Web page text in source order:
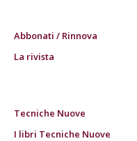
Abbonati / Rinnova
La rivista
Tecniche Nuove
I libri Tecniche Nuove